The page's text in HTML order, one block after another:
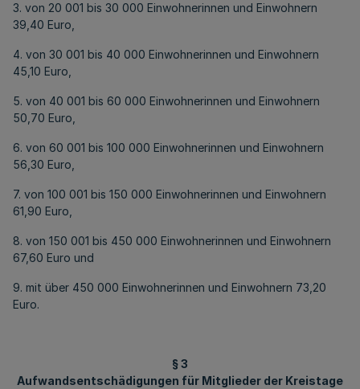
3. von 20 001 bis 30 000 Einwohnerinnen und Einwohnern
39,40 Euro,
4. von 30 001 bis 40 000 Einwohnerinnen und Einwohnern
45,10 Euro,
5. von 40 001 bis 60 000 Einwohnerinnen und Einwohnern
50,70 Euro,
6. von 60 001 bis 100 000 Einwohnerinnen und Einwohnern
56,30 Euro,
7. von 100 001 bis 150 000 Einwohnerinnen und Einwohnern
61,90 Euro,
8. von 150 001 bis 450 000 Einwohnerinnen und Einwohnern
67,60 Euro und
9. mit über 450 000 Einwohnerinnen und Einwohnern 73,20
Euro.
§ 3
Aufwandsentschädigungen für Mitglieder der Kreistage